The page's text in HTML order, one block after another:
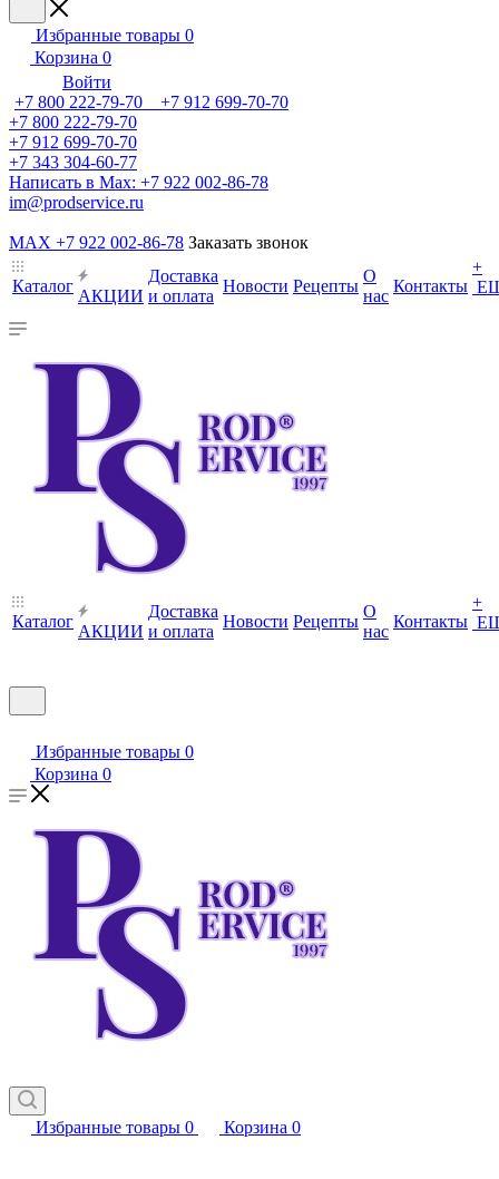
Избранные товары 0
Корзина 0
Войти
+7 800 222-79-70 +7 912 699-70-70
+7 800 222-79-70
+7 912 699-70-70
+7 343 304-60-77
Написать в Max: +7 922 002-86-78
im@prodservice.ru
MAX +7 922 002-86-78 Заказать звонок
Каталог
АКЦИИ
Доставка
и оплата
Новости Рецепты
О
нас
Контакты
+
Каталог
АКЦИИ
Доставка
и оплата
Новости Рецепты
О
нас
Контакты
+
Избранные товары 0
Корзина 0
Избранные товары 0 Корзина 0